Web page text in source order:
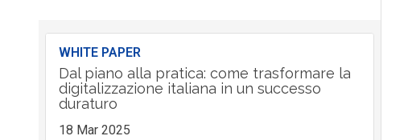
WHITE PAPER
Dal piano alla pratica: come trasformare la
digitalizzazione italiana in un successo
duraturo
18 Mar 2025